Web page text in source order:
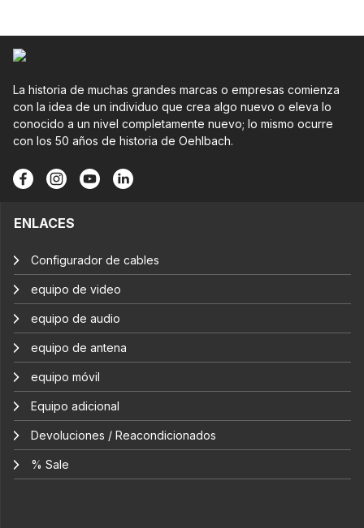
La historia de muchas grandes marcas o empresas comienza
con la idea de un individuo que crea algo nuevo o eleva lo
conocido a un nivel completamente nuevo; lo mismo ocurre
con los 50 años de historia de Oehlbach.
ENLACES
Configurador de cables
equipo de video
equipo de audio
equipo de antena
equipo móvil
Equipo adicional
Devoluciones / Reacondicionados
% Sale